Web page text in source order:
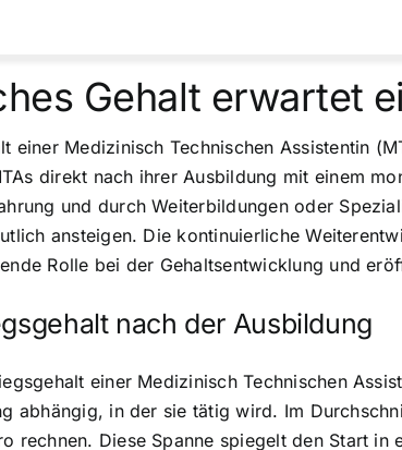
Gehalt erwartet
einer Medizinisch Technischen Assistentin
direkt nach ihrer Ausbildung mit einem
und durch Weiterbildungen oder
ansteigen. Die kontinuierliche
Rolle bei der Gehaltsentwicklung und
nach der Ausbildung
einer Medizinisch Technischen
abhängig, in der sie tätig wird. Im
rechnen. Diese Spanne spiegelt den Start